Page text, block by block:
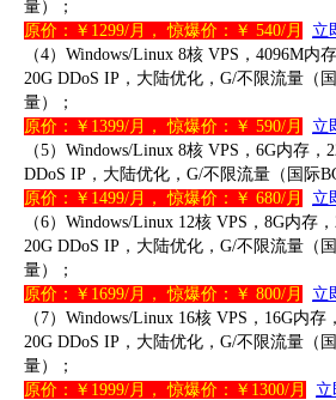
量）；
原价：￥1299/月， 惊爆价：￥ 540/月
立
（4）Windows/Linux 8核 VPS，4096M内
20G DDoS IP，大陆优化，G/不限流量（
量）；
原价：￥1399/月， 惊爆价：￥ 590/月
立
（5）Windows/Linux 8核 VPS，6G内存，
DDoS IP，大陆优化，G/不限流量（国际
原价：￥1499/月， 惊爆价：￥ 680/月
立
（6）Windows/Linux 12核 VPS，8G内存
20G DDoS IP，大陆优化，G/不限流量（
量）；
原价：￥1699/月， 惊爆价：￥ 800/月
立
（7）Windows/Linux 16核 VPS，16G内存
20G DDoS IP，大陆优化，G/不限流量（
量）；
原价：￥1999/月， 惊爆价：￥1300/月
立